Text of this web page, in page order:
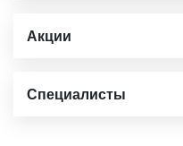
Акции
Специалисты